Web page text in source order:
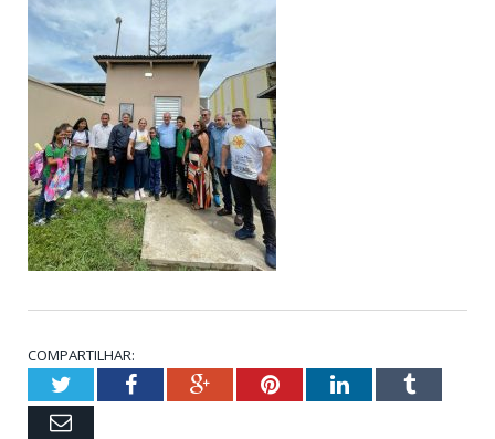
COMPARTILHAR:
TwitterFacebookGoogle+PinterestLinkedInTumblr
Email